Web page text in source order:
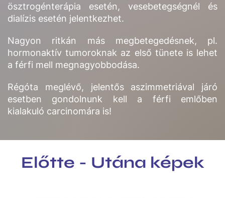
ösztrogénterápia esetén, vesebetegségnél és
dialízis esetén jelentkezhet.
Nagyon ritkán más megbetegedésnek, pl.
hormonaktív tumoroknak az első tünete is lehet
a férfi mell megnagyobbodása.
Régóta meglévő, jelentős aszimmetriával járó
esetben gondolnunk kell a férfi emlőben
kialakuló carcinomára is!
Előtte - Utána képek